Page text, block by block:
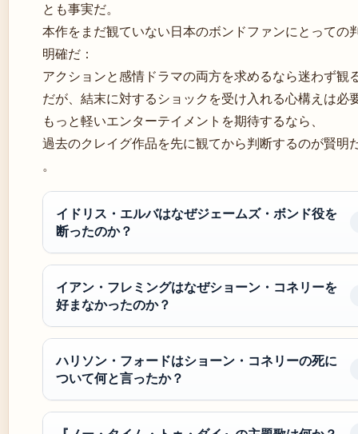
とも事実だ。
本作をまだ観ていない日本のボンドファンにとっての
明確だ：
アクションと感情ドラマの両方を求めるなら迷わず観
だが、結末に対するショックを受け入れる心構えは必
もっと軽いエンターテイメントを期待するなら、
過去のクレイグ作品を先に観てから判断するのが賢明
。
イドリス・エルバはなぜジェームズ・ボンド役を
断ったのか？
イアン・フレミングはなぜショーン・コネリーを
好まなかったのか？
ハリソン・フォードはショーン・コネリーの死に
ついて何と言ったか？